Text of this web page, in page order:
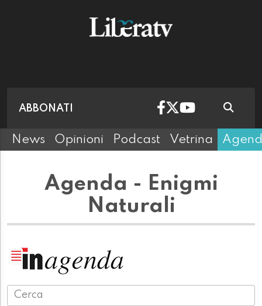
ABBONATI
News Opinioni Podcast Vetrina
Agenda - Enigmi
Naturali